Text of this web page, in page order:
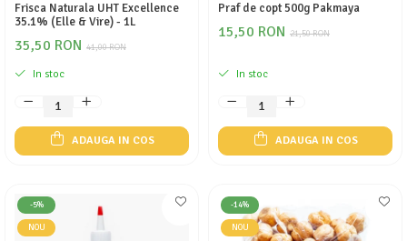
Frisca Naturala UHT Excellence
35.1% (Elle & Vire) - 1L
41,00 RON
35,50 RON
In stoc
ADAUGA IN COS
Praf de copt 500g Pakmaya
21,50 RON
15,50 RON
In stoc
ADAUGA IN COS
-5%
NOU
-14%
NOU